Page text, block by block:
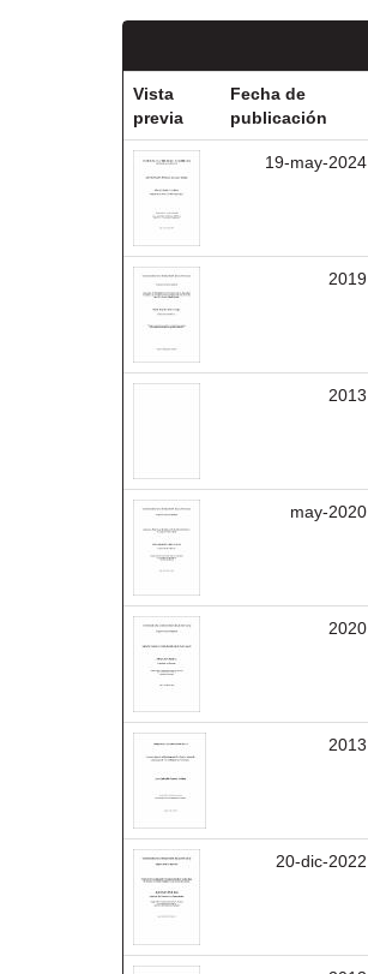
Vista
previa
Fecha de
publicación
19-may-2024
2019
2013
may-2020
2020
2013
20-dic-2022